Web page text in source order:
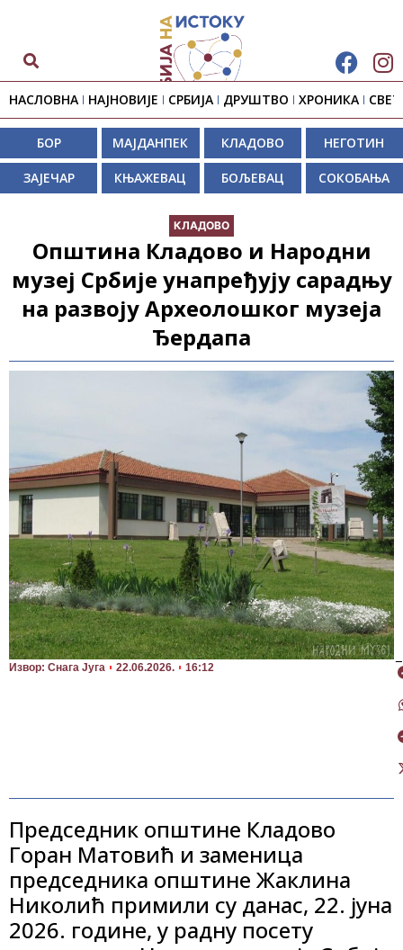
НАСЛОВНА НАЈНОВИЈЕ СРБИЈА ДРУШТВО ХРОНИКА СВЕТ
БОР МАЈДАНПЕК КЛАДОВО НЕГОТИН
ЗАЈЕЧАР КЊАЖЕВАЦ БОЉЕВАЦ СОКОБАЊА
КЛАДОВО
Општина Кладово и Народни
музеј Србије унапређују сарадњу
на развоју Археолошког музеја
Ђердапа
Извор: Снага Југа 22.06.2026. 16:12
Председник општине Кладово
Горан Матовић и заменица
председника општине Жаклина
Николић примили су данас, 22. јуна
2026. године, у радну посету